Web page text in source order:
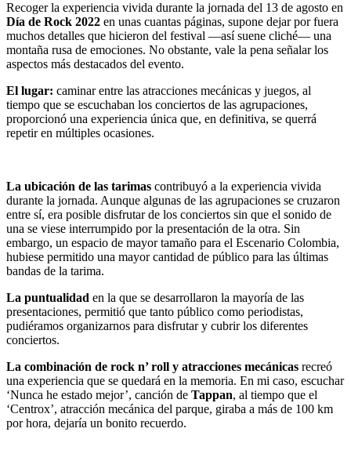
Recoger la experiencia vivida durante la jornada del 13 de agosto en
Día de Rock 2022 en unas cuantas páginas, supone dejar por fuera
muchos detalles que hicieron del festival ―así suene cliché― una
montaña rusa de emociones. No obstante, vale la pena señalar los
aspectos más destacados del evento.
El lugar: caminar entre las atracciones mecánicas y juegos, al
tiempo que se escuchaban los conciertos de las agrupaciones,
proporcionó una experiencia única que, en definitiva, se querrá
repetir en múltiples ocasiones.
La ubicación de las tarimas contribuyó a la experiencia vivida
durante la jornada. Aunque algunas de las agrupaciones se cruzaron
entre sí, era posible disfrutar de los conciertos sin que el sonido de
una se viese interrumpido por la presentación de la otra. Sin
embargo, un espacio de mayor tamaño para el Escenario Colombia,
hubiese permitido una mayor cantidad de público para las últimas
bandas de la tarima.
La puntualidad en la que se desarrollaron la mayoría de las
presentaciones, permitió que tanto público como periodistas,
pudiéramos organizarnos para disfrutar y cubrir los diferentes
conciertos.
La combinación de rock n’ roll y atracciones mecánicas recreó
una experiencia que se quedará en la memoria. En mi caso, escuchar
‘Nunca he estado mejor’, canción de Tappan, al tiempo que el
‘Centrox’, atracción mecánica del parque, giraba a más de 100 km
por hora, dejaría un bonito recuerdo.